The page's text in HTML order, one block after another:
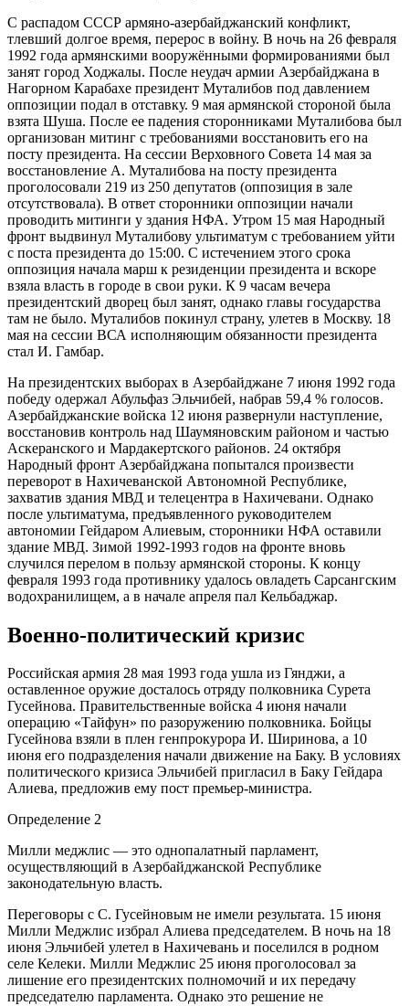
С распадом СССР армяно-азербайджанский конфликт,
тлевший долгое время, перерос в войну. В ночь на 26 февраля
1992 года армянскими вооружёнными формированиями был
занят город Ходжалы. После неудач армии Азербайджана в
Нагорном Карабахе президент Муталибов под давлением
оппозиции подал в отставку. 9 мая армянской стороной была
взята Шуша. После ее падения сторонниками Муталибова был
организован митинг с требованиями восстановить его на
посту президента. На сессии Верховного Совета 14 мая за
восстановление А. Муталибова на посту президента
проголосовали 219 из 250 депутатов (оппозиция в зале
отсутствовала). В ответ сторонники оппозиции начали
проводить митинги у здания НФА. Утром 15 мая Народный
фронт выдвинул Муталибову ультиматум с требованием уйти
с поста президента до 15:00. С истечением этого срока
оппозиция начала марш к резиденции президента и вскоре
взяла власть в городе в свои руки. К 9 часам вечера
президентский дворец был занят, однако главы государства
там не было. Муталибов покинул страну, улетев в Москву. 18
мая на сессии ВСА исполняющим обязанности президента
стал И. Гамбар.
На президентских выборах в Азербайджане 7 июня 1992 года
победу одержал Абульфаз Эльчибей, набрав 59,4 % голосов.
Азербайджанские войска 12 июня развернули наступление,
восстановив контроль над Шаумяновским районом и частью
Аскеранского и Мардакертского районов. 24 октября
Народный фронт Азербайджана попытался произвести
переворот в Нахичеванской Автономной Республике,
захватив здания МВД и телецентра в Нахичевани. Однако
после ультиматума, предъявленного руководителем
автономии Гейдаром Алиевым, сторонники НФА оставили
здание МВД. Зимой 1992-1993 годов на фронте вновь
случился перелом в пользу армянской стороны. К концу
февраля 1993 года противнику удалось овладеть Сарсангским
водохранилищем, а в начале апреля пал Кельбаджар.
Военно-политический кризис
Российская армия 28 мая 1993 года ушла из Гянджи, а
оставленное оружие досталось отряду полковника Сурета
Гусейнова. Правительственные войска 4 июня начали
операцию «Тайфун» по разоружению полковника. Бойцы
Гусейнова взяли в плен генпрокурора И. Ширинова, а 10
июня его подразделения начали движение на Баку. В условиях
политического кризиса Эльчибей пригласил в Баку Гейдара
Алиева, предложив ему пост премьер-министра.
Определение 2
Милли меджлис — это однопалатный парламент,
осуществляющий в Азербайджанской Республике
законодательную власть.
Переговоры с С. Гусейновым не имели результата. 15 июня
Милли Меджлис избрал Алиева председателем. В ночь на 18
июня Эльчибей улетел в Нахичевань и поселился в родном
селе Келеки. Милли Меджлис 25 июня проголосовал за
лишение его президентских полномочий и их передачу
председателю парламента. Однако это решение не